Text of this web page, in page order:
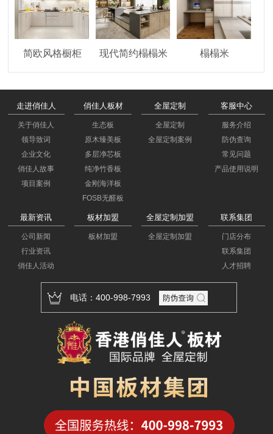
简欧风格橱柜 现代简约榻榻米 榻榻米
走进俏佳人
关于俏佳人
领导致词
企业文化
俏佳人故事
项目案例
俏佳人板材
生态板
原木臻美板
多层净芯板
纯净竹香板
金刚海洋板
FOSB无醛板
全屋定制
全屋定制
全屋定制案例
客服中心
服务介绍
防伪查询
常见问题
产品使用说明
最新资讯
公司新闻
行业资讯
俏佳人活动
板材加盟
板材加盟
全屋定制加盟
全屋定制加盟
联系集团
门店分布
联系集团
人才招聘
电话：400-998-7993